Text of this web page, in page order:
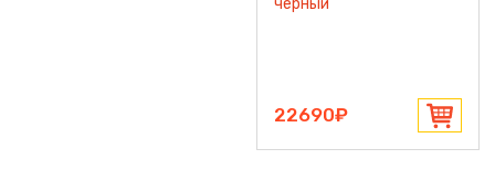
черный
22690₽